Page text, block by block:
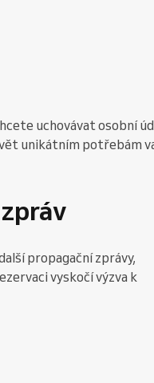
uchovávat osobní
unikátním potřebám
propagační zprávy,
vyskočí výzva k